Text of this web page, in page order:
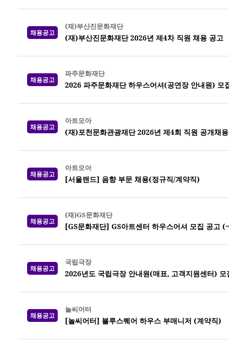
채용공고
(재)부산진문화재단
(재)부산진문화재단 2026년 제4차 직원 채용 공고
채용공고
파주문화재단
2026 파주문화재단 하우스어셔(공연장 안내원) 모
채용공고
아트모아
(재)포천문화관광재단 2026년 제4회 직원 공개채
채용공고
아트모아
[서울랜드] 음향 부문 채용(정규직/계약직)
채용공고
(재)GS문화재단
[GS문화재단] GS아트센터 하우스어셔 모집 공고
채용공고
국립극장
2026년도 국립극장 안내원(매표, 고객지원센터)
채용공고
놀씨어터
[놀씨어터] 블루스퀘어 하우스 부매니저 (계약직)